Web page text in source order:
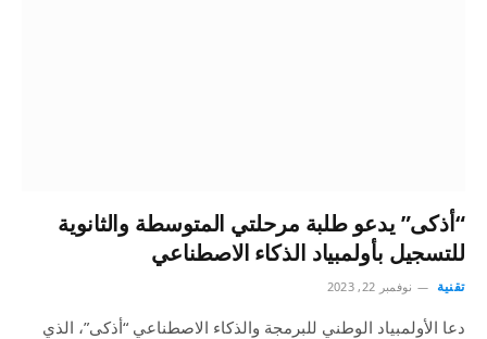
“أذكى” يدعو طلبة مرحلتي المتوسطة والثانوية
للتسجيل بأولمبياد الذكاء الاصطناعي
تقنية نوفمبر 22, 2023
دعا الأولمبياد الوطني للبرمجة والذكاء الاصطناعي “أذكى”، الذي